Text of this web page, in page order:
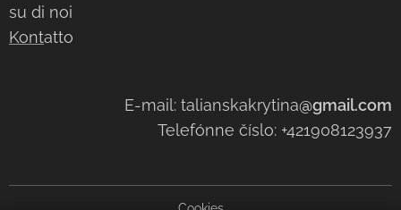
su di noi
Kontatto
E-mail: talianskakrytina@gmail.com
Telefónne číslo: +421908123937